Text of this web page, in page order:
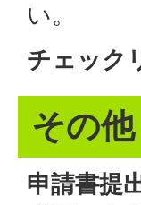
い。
チェック
その他
申請書提